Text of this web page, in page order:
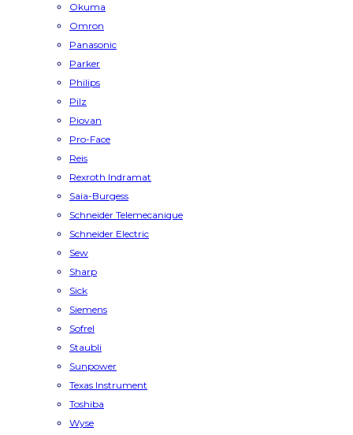
Okuma
Omron
Panasonic
Parker
Philips
Pilz
Piovan
Pro-Face
Reis
Rexroth Indramat
Saia-Burgess
Schneider Telemecanique
Schneider Electric
Sew
Sharp
Sick
Siemens
Sofrel
Staubli
Sunpower
Texas Instrument
Toshiba
Wyse